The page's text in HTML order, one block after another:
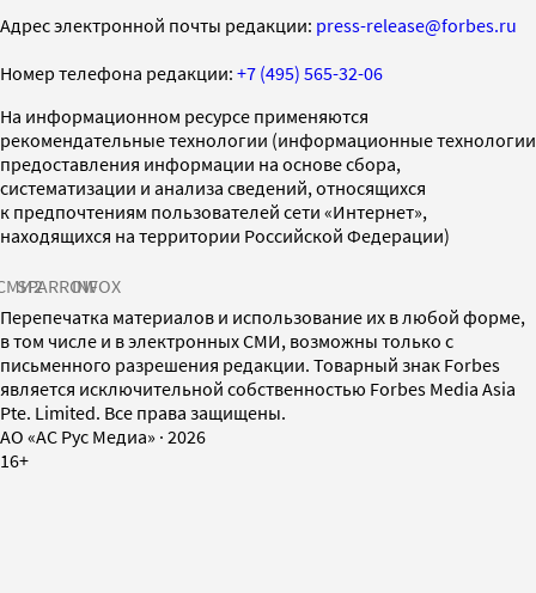
Адрес электронной почты редакции: press-release@forbes.ru
Номер телефона редакции: +7 (495) 565-32-06
На информационном ресурсе применяются
рекомендательные технологии (информационные технологии
предоставления информации на основе сбора,
систематизации и анализа сведений, относящихся
к предпочтениям пользователей сети «Интернет»,
находящихся на территории Российской Федерации)
SPARROWINFOX
Перепечатка материалов и использование их в любой форме,
в том числе и в электронных СМИ, возможны только с
письменного разрешения редакции. Товарный знак Forbes
является исключительной собственностью Forbes Media Asia
Pte. Limited. Все права защищены.
AO «АС Рус Медиа» · 2026
16+